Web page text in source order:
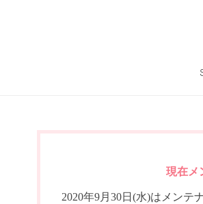
現在メ
2020年9月30日(水)はメンテ